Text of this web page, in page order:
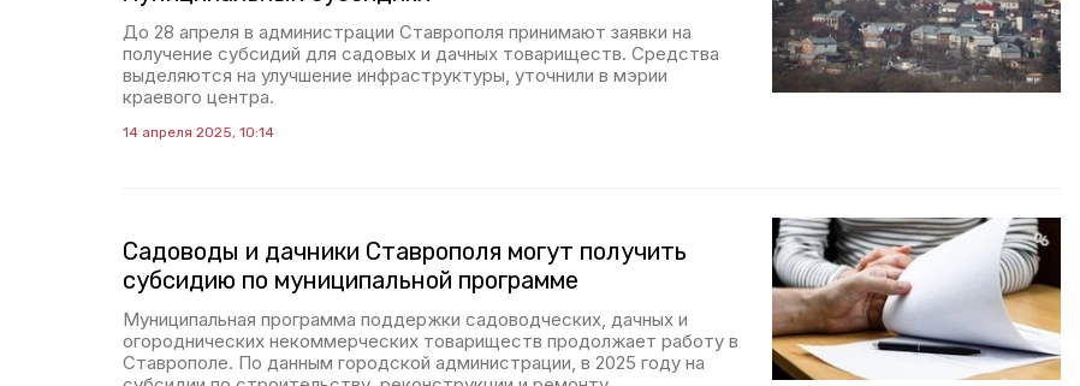
До 28 апреля в администрации Ставрополя принимают заявки на
получение субсидий для садовых и дачных товариществ. Средства
выделяются на улучшение инфраструктуры, уточнили в мэрии
краевого центра.
14 апреля 2025, 10:14
Садоводы и дачники Ставрополя могут получить
субсидию по муниципальной программе
Муниципальная программа поддержки садоводческих, дачных и
огороднических некоммерческих товариществ продолжает работу в
Ставрополе. По данным городской администрации, в 2025 году на